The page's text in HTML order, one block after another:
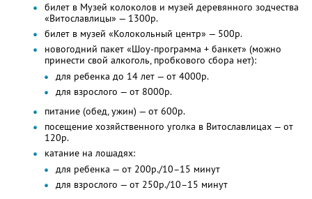
билет в Музей колоколов и музей деревянного зодчества
«Витославлицы» — 1300р.
билет в музей «Колокольный центр» — 500р.
новогодний пакет «Шоу-программа + банкет» (можно
принести свой алкоголь, пробкового сбора нет):
для ребенка до 14 лет — от 4000р.
для взрослого — от 8000р.
питание (обед, ужин) — от 600р.
посещение хозяйственного уголка в Витославлицах — от
120р.
катание на лошадях:
для ребенка — от 200р./10–15 минут
для взрослого — от 250р./10–15 минут